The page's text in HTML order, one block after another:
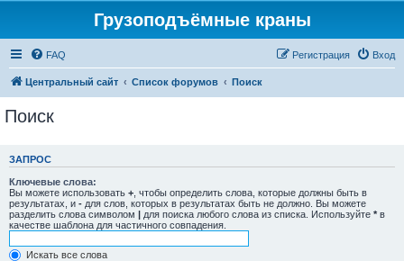
Грузоподъёмные краны
FAQ Вход
Регистрация
Центральный сайт Список форумов Поиск
Поиск
ЗАПРОС
Ключевые слова:
Вы можете использовать + , чтобы определить слова, которые должны быть в
результатах, и - для слов, которых в результатах быть не должно. Вы можете
разделить слова символом | для поиска любого слова из списка. Используйте * в
качестве шаблона для частичного совпадения.
Искать все слова